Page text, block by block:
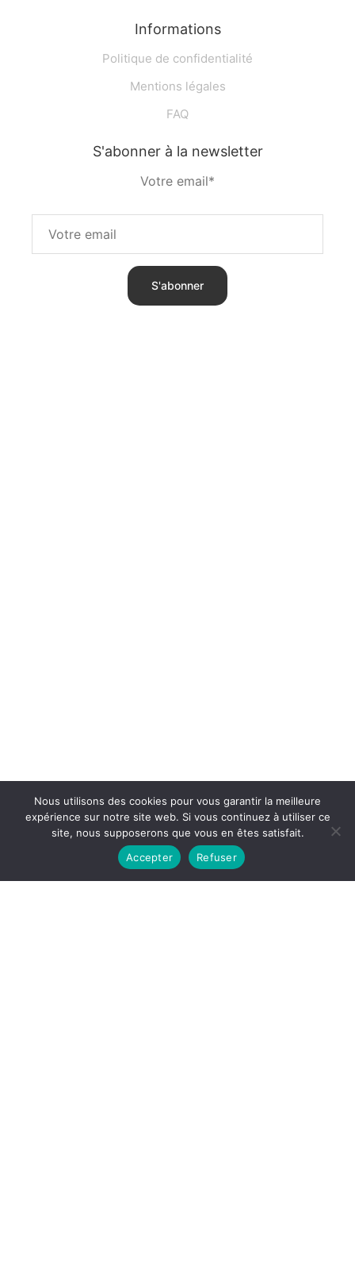
Informations
Politique de confidentialité
Mentions légales
FAQ
S'abonner à la newsletter
Votre email*
S'abonner
Nous utilisons des cookies pour vous garantir la meilleure
expérience sur notre site web. Si vous continuez à utiliser ce
site, nous supposerons que vous en êtes satisfait.
Accepter
Refuser